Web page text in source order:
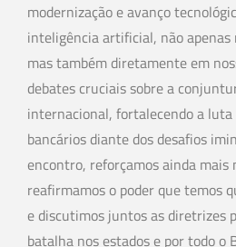
modernização e avanço
inteligência artificial, não apenas
mas também diretamente em
debates cruciais sobre a
internacional, fortalecendo a
bancários diante dos desafios
encontro, reforçamos ainda mais
reafirmamos o poder que temos
e discutimos juntos as diretrizes
batalha nos estados e por todo o